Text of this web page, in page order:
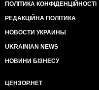
ПОЛІТИКА КОНФІДЕНЦІЙНОСТІ
РЕДАКЦІЙНА ПОЛІТИКА
НОВОСТИ УКРАИНЫ
UKRAINIAN NEWS
НОВИНИ БІЗНЕСУ
ЦЕНЗОР.НЕТ